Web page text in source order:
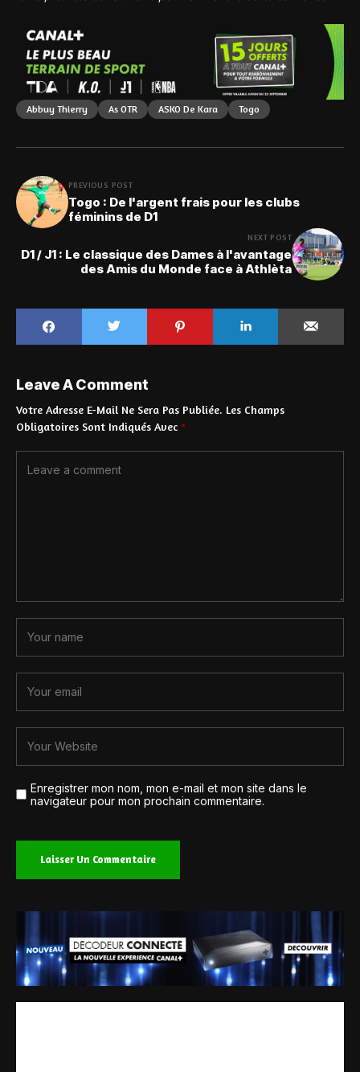
Abbuy Thierry As OTR ASKO De Kara Togo
PREVIOUS POST
Togo : De l'argent frais pour les clubs
féminins de D1
NEXT POST
D1 / J1 : Le classique des Dames à l'avantage
des Amis du Monde face à Athlèta
Leave A Comment
Votre Adresse E-Mail Ne Sera Pas Publiée. Les Champs
Obligatoires Sont Indiqués Avec *
Enregistrer mon nom, mon e-mail et mon site dans le
navigateur pour mon prochain commentaire.